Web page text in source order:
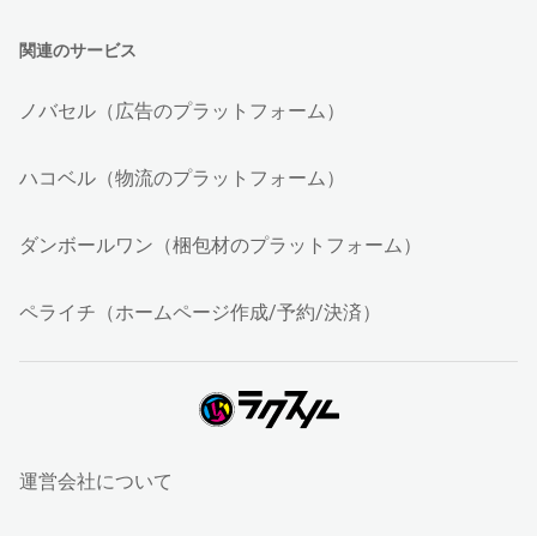
関連のサービス
ノバセル（広告のプラットフォーム）
ハコベル（物流のプラットフォーム）
ダンボールワン（梱包材のプラットフォーム）
ペライチ（ホームページ作成/予約/決済）
運営会社について